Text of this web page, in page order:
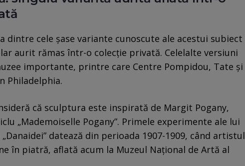
dintre cele șase variante cunoscute ale acestui subiect
aurit rămas într-o colecție privată. Celelalte versiuni
importante, printre care Centre Pompidou, Tate și
Philadelphia.
că sculptura este inspirată de Margit Pogany,
„Mademoiselle Pogany”. Primele experimente ale lui
datează din perioada 1907-1909, când artistul
în piatră, aflată acum la Muzeul Național de Artă al